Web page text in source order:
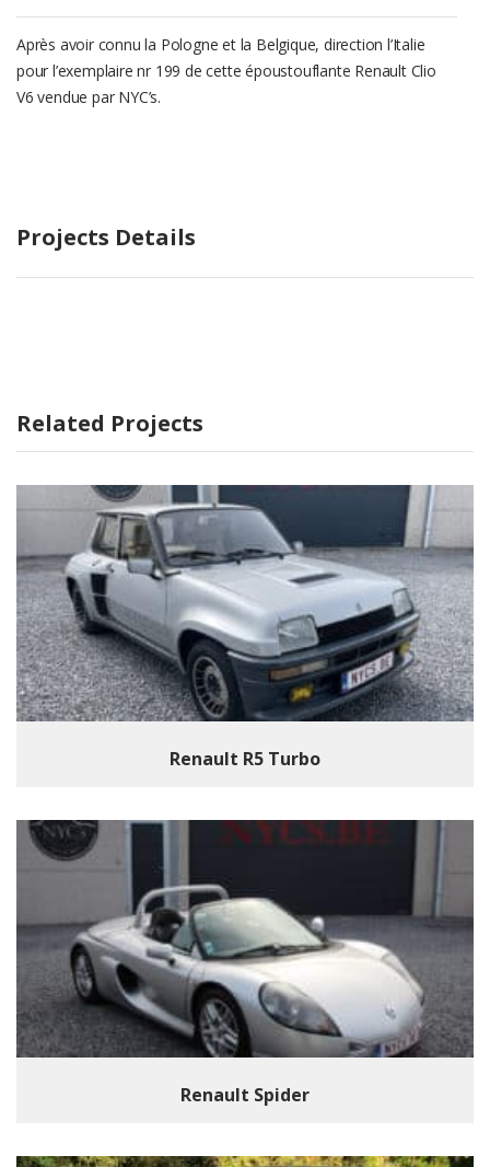
Après avoir connu la Pologne et la Belgique, direction l’Italie
pour l’exemplaire nr 199 de cette époustouflante Renault Clio
V6 vendue par NYC’s.
Projects Details
Related Projects
Renault R5 Turbo
Renault Spider